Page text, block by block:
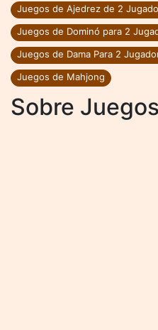
Juegos de Ajedrez de 2
Juegos de Dominó para 2
Juegos de Dama Para 2
Juegos de Mahjong
Sobre